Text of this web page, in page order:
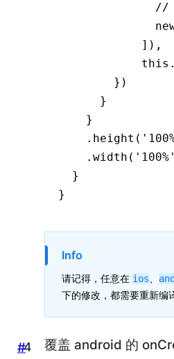
//
            ])
,
            this
.
        })
      }
    }
    .height
(
    .width
( '100%'
  }
}
Info
请记得，任意在 ios
下的修改，都需要重新编
# 覆盖 android 的